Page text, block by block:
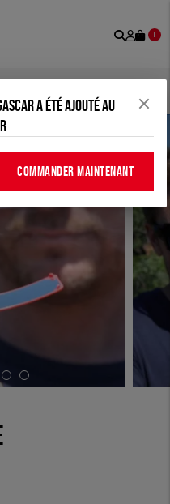
Mon
1
a été ajouté au
COMMANDER MAINTENANT